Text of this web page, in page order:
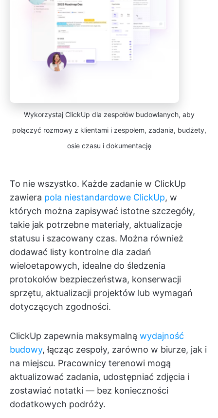
Wykorzystaj ClickUp dla zespołów budowlanych, aby
połączyć rozmowy z klientami i zespołem, zadania, budżety,
osie czasu i dokumentację
To nie wszystko. Każde zadanie w ClickUp
zawiera pola niestandardowe ClickUp, w
których można zapisywać istotne szczegóły,
takie jak potrzebne materiały, aktualizacje
statusu i szacowany czas. Można również
dodawać listy kontrolne dla zadań
wieloetapowych, idealne do śledzenia
protokołów bezpieczeństwa, konserwacji
sprzętu, aktualizacji projektów lub wymagań
dotyczących zgodności.
ClickUp zapewnia maksymalną wydajność
budowy, łącząc zespoły, zarówno w biurze, jak i
na miejscu. Pracownicy terenowi mogą
aktualizować zadania, udostępniać zdjęcia i
zostawiać notatki — bez konieczności
dodatkowych podróży.